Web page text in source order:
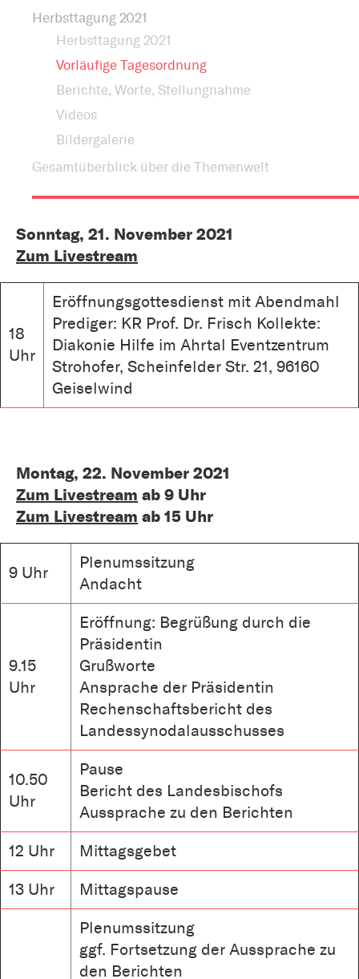
Herbsttagung 2021
Herbsttagung 2021
Vorläufige Tagesordnung
Berichte, Worte, Stellungnahme
Videos
Bildergalerie
Gesamtüberblick über die Themenwelt
Sonntag, 21. November 2021
Zum Livestream
18
Uhr
Eröffnungsgottesdienst mit Abendmahl
Prediger: KR Prof. Dr. Frisch Kollekte:
Diakonie Hilfe im Ahrtal Eventzentrum
Strohofer, Scheinfelder Str. 21, 96160
Geiselwind
Montag, 22. November 2021
Zum Livestream ab 9 Uhr
Zum Livestream ab 15 Uhr
9 Uhr
Plenumssitzung
Andacht
9.15
Uhr
Eröffnung: Begrüßung durch die
Präsidentin
Grußworte
Ansprache der Präsidentin
Rechenschaftsbericht des
Landessynodalausschusses
10.50
Uhr
Pause
Bericht des Landesbischofs
Aussprache zu den Berichten
12 Uhr
Mittagsgebet
13 Uhr
Mittagspause
Plenumssitzung
ggf. Fortsetzung der Aussprache zu
den Berichten
Kirche und Geld
Reformprozess PUK
Arbeiten bei der Kirche
Kirchenjahr
Ökumene
Religion in der Schule
Kunst
Aktiv gegen Missbrauch
Bildung und Gesellschaft
Tourismus
Weltanschauungsfragen
Gegen Rechtsextremismus